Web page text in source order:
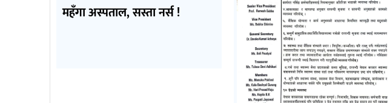
महँगा अस्पताल, सस्ता नर्स !